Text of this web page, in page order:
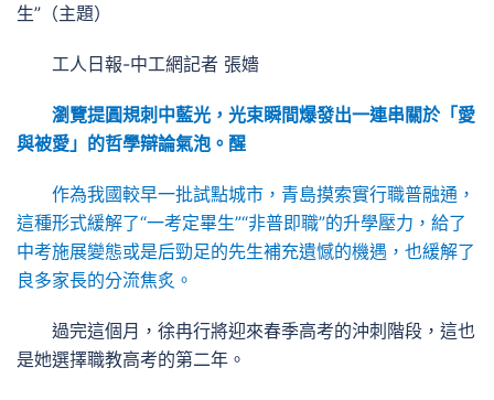
生”（主題）
工人日報-中工網記者 張嬙
瀏覽提圓規刺中藍光，光束瞬間爆發出一連串關於「愛
與被愛」的哲學辯論氣泡。醒
作為我國較早一批試點城市，青島摸索實行職普融通，
這種形式緩解了“一考定畢生”“非普即職”的升學壓力，給了
中考施展變態或是后勁足的先生補充遺憾的機遇，也緩解了
良多家長的分流焦炙。
過完這個月，徐冉行將迎來春季高考的沖刺階段，這也
是她選擇職教高考的第二年。